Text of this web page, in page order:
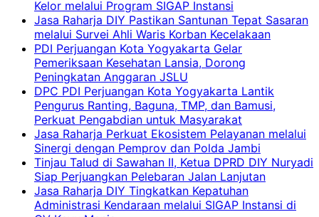
Kelor melalui Program SIGAP Instansi
Jasa Raharja DIY Pastikan Santunan Tepat Sasaran
melalui Survei Ahli Waris Korban Kecelakaan
PDI Perjuangan Kota Yogyakarta Gelar
Pemeriksaan Kesehatan Lansia, Dorong
Peningkatan Anggaran JSLU
DPC PDI Perjuangan Kota Yogyakarta Lantik
Pengurus Ranting, Baguna, TMP, dan Bamusi,
Perkuat Pengabdian untuk Masyarakat
Jasa Raharja Perkuat Ekosistem Pelayanan melalui
Sinergi dengan Pemprov dan Polda Jambi
Tinjau Talud di Sawahan II, Ketua DPRD DIY Nuryadi
Siap Perjuangkan Pelebaran Jalan Lanjutan
Jasa Raharja DIY Tingkatkan Kepatuhan
Administrasi Kendaraan melalui SIGAP Instansi di